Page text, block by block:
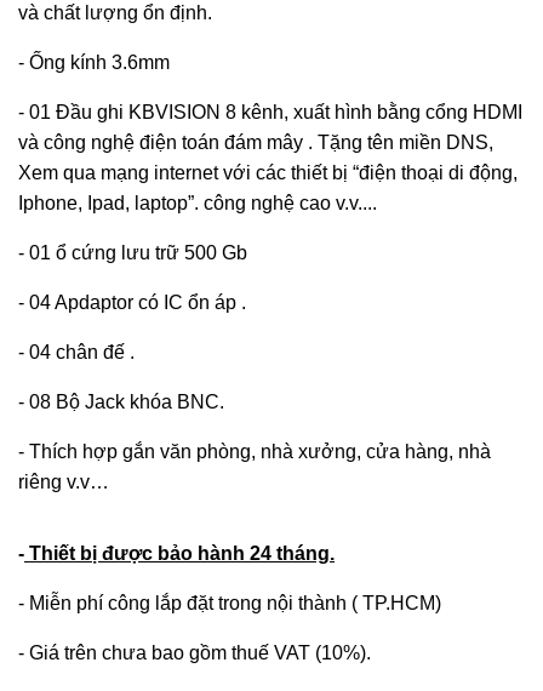
và chất lượng ổn định.
- Ống kính 3.6mm
- 01 Đầu ghi KBVISION 8 kênh, xuất hình bằng cổng HDMI
và công nghệ điện toán đám mây . Tặng tên miền DNS,
Xem qua mạng internet với các thiết bị “điện thoại di động,
Iphone, Ipad, laptop”. công nghệ cao v.v....
- 01 ổ cứng lưu trữ 500 Gb
- 04 Apdaptor có IC ổn áp .
- 04 chân đế .
- 08 Bộ Jack khóa BNC.
- Thích hợp gắn văn phòng, nhà xưởng, cửa hàng, nhà
riêng v.v…
- Thiết bị được bảo hành 24 tháng.
- Miễn phí công lắp đặt trong nội thành ( TP.HCM)
- Giá trên chưa bao gồm thuế VAT (10%).